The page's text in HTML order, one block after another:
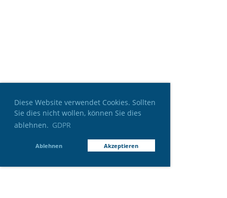
Diese Website verwendet Cookies. Sollten
Sie dies nicht wollen, können Sie dies
ablehnen. GDPR
Ablehnen Akzeptieren